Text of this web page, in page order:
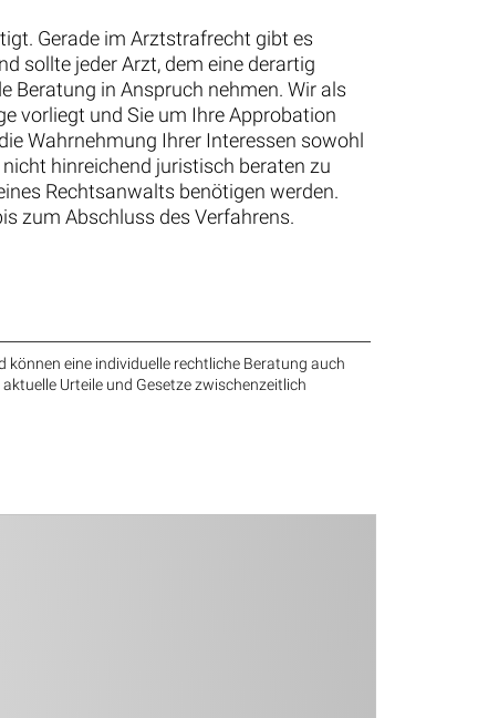
Gerade im Arztstrafrecht gibt es
sollte jeder Arzt, dem eine derartig
Beratung in Anspruch nehmen. Wir als
vorliegt und Sie um Ihre Approbation
Wahrnehmung Ihrer Interessen sowohl
hinreichend juristisch beraten zu
Rechtsanwalts benötigen werden.
zum Abschluss des Verfahrens.
eine individuelle rechtliche Beratung auch
Urteile und Gesetze zwischenzeitlich